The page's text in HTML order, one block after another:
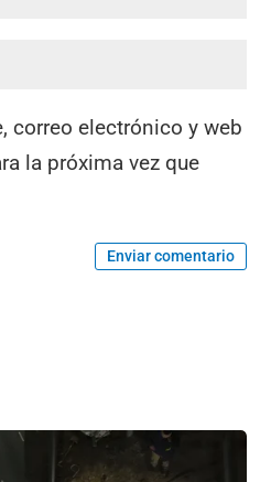
correo electrónico y web
la próxima vez que
Enviar comentario